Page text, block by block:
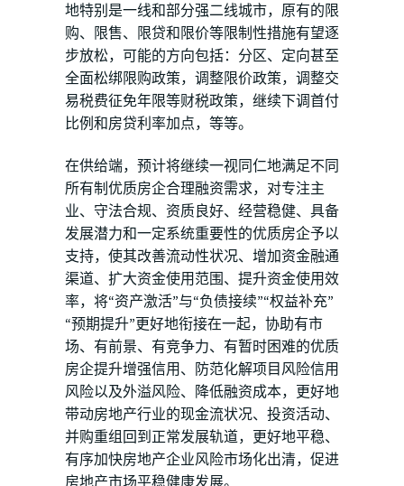
地特别是一线和部分强二线城市，原有的限
购、限售、限贷和限价等限制性措施有望逐
步放松，可能的方向包括：分区、定向甚至
全面松绑限购政策，调整限价政策，调整交
易税费征免年限等财税政策，继续下调首付
比例和房贷利率加点，等等。
在供给端，预计将继续一视同仁地满足不同
所有制优质房企合理融资需求，对专注主
业、守法合规、资质良好、经营稳健、具备
发展潜力和一定系统重要性的优质房企予以
支持，使其改善流动性状况、增加资金融通
渠道、扩大资金使用范围、提升资金使用效
率，将“资产激活”与“负债接续”“权益补充”
“预期提升”更好地衔接在一起，协助有市
场、有前景、有竞争力、有暂时困难的优质
房企提升增强信用、防范化解项目风险信用
风险以及外溢风险、降低融资成本，更好地
带动房地产行业的现金流状况、投资活动、
并购重组回到正常发展轨道，更好地平稳、
有序加快房地产企业风险市场化出清，促进